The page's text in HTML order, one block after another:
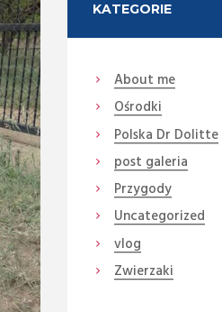
KATEGORIE
About me
Ośrodki
Polska Dr Dolitte
post galeria
Przygody
Uncategorized
vlog
Zwierzaki